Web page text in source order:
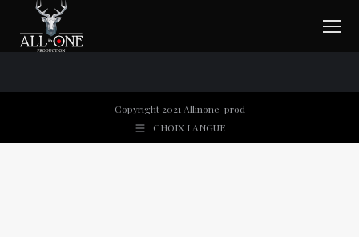
Copyright 2021 Allinone-prod
CHOIX LANGUE